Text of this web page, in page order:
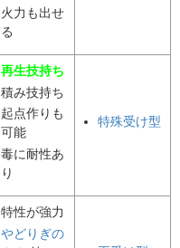
火力も出せ
る
再生技持ち
積み技持ち
起点作りも
可能
毒に耐性あ
り
特殊受け型
特性が強力
やどりぎの